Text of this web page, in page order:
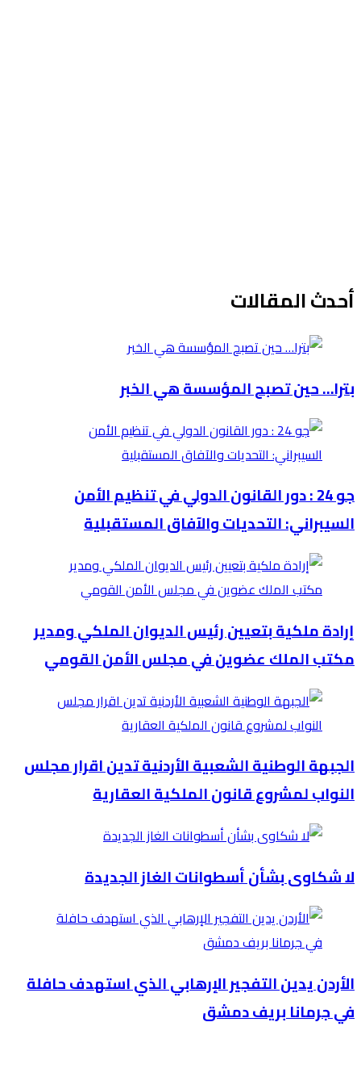
أحدث المقالات
بترا… حين تصبح المؤسسة هي الخبر
جو 24 : دور القانون الدولي في تنظيم الأمن
السيبراني: التحديات والآفاق المستقبلية
إرادة ملكية بتعيين رئيس الديوان الملكي ومدير
مكتب الملك عضوين في مجلس الأمن القومي
الجبهة الوطنية الشعبية الأردنية تدين اقرار مجلس
النواب لمشروع قانون الملكية العقارية
لا شكاوى بشأن أسطوانات الغاز الجديدة
الأردن يدين التفجير الإرهابي الذي استهدف حافلة
في جرمانا بريف دمشق